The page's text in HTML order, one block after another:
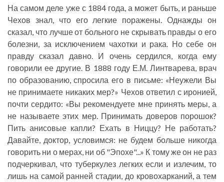
На самом деле уже с 1884 года, а может быть, и раньше
Чехов знал, что его легкие поражены. Однажды он
сказал, что лучше от больного не скрывать правды о его
болезни, за исключением чахотки и рака. Но себе он
правду сказал давно. И очень сердился, когда ему
говорили ее другие. В 1888 году Е.М. Линтварева, врач
по образованию, спросила его в письме: «Неужели Вы
не принимаете никаких мер?» Чехов ответил с иронией,
почти сердито: «Вы рекомендуете мне принять меры, а
не называете этих мер. Принимать доверов порошок?
Пить анисовые капли? Ехать в Ниццу? Не работать?
Давайте, доктор, условимся: не будем больше никогда
говорить ни о мерах, ни об "Эпохе"...» К тому же он не раз
подчеркивал, что туберкулез легких если и излечим, то
лишь на самой ранней стадии, до кровохарканий, а тем